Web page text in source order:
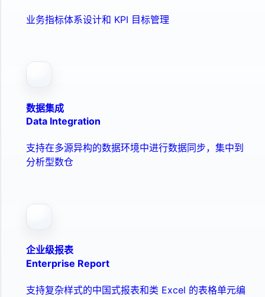
业务指标体系设计和 KPI 目标管理
数据集成
Data Integration
支持在多源异构的数据环境中进行数据同步，集中到
分析型数仓
企业级报表
Enterprise Report
支持复杂样式的中国式报表和类 Excel 的表格单元编